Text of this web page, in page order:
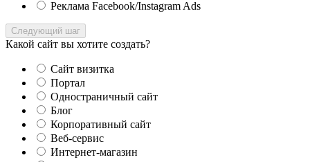
Реклама Facebook/Instagram Ads
Следующий шаг
Какой сайт вы хотите создать?
Сайт визитка
Портал
Одностраничный сайт
Блог
Корпоративный сайт
Веб-сервис
Интернет-магазин